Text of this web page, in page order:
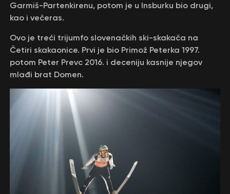
Garmiš-Partenkirenu, potom je u Insburku bio drugi,
kao i večeras.
Ovo je treći trijumfo slovenačkih ski-skakača na
Četiri skakaonice. Prvi je bio Primož Peterka 1997.
potom Peter Prevc 2016. i deceniju kasnije njegov
mlađi brat Domen.